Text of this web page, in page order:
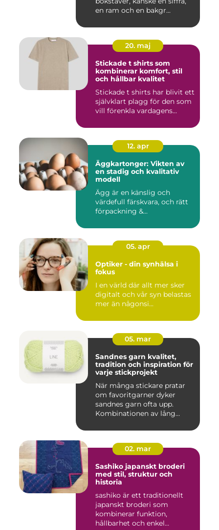
en ram och en bakgr...
20. maj
Stickade t shirts som
kombinerar komfort, stil
och hållbar kvalitet
Stickade t shirts har blivit ett
självklart plagg för den som
vill förenkla vardagens...
12. apr
Äggkartonger: Vikten av
en stadig och kvalitativ
modell
Ägg är en känslig och
värdefull färskvara, och rätt
förpackning &...
05. apr
Optiker - din synhälsa i
fokus
I en värld där allt mer sker
digitalt och vår syn belastas
mer än någonsi...
05. mar
Sandnes garn kvalitet,
tradition och inspiration för
varje stickprojekt
När många stickare pratar
om favoritgarner dyker
sandnes garn ofta upp.
Kombinationen av lång
02. mar
Sashiko japanskt broderi
med stil, struktur och
historia
sashiko är ett traditionellt
japanskt broderi som
kombinerar funktion,
hållbarhet och enkel